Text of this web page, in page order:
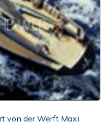
von der Werft Maxi